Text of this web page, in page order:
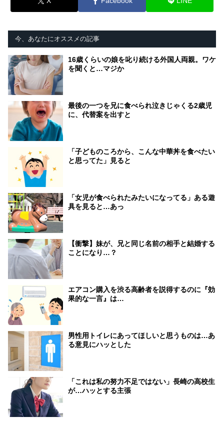
今、あなたにオススメの記事
16歳くらいの娘を叱り続ける外国人両親。ワケ
を聞くと…マジか
最後の一つを兄に食べられ泣きじゃくる2歳児
に、代替案を出すと
「子どものころから、こんな中華丼を食べたい
と思ってた」見ると
「女児が食べられたみたいになってる」ある遊
具を見ると…あっ
【衝撃】妹が、兄と同じ名前の相手と結婚する
ことになり…？
エアコン購入を渋る高齢者を説得するのに『効
果的な一言』は…
男性用トイレにあってほしいと思うものは…あ
る意見にハッとした
「これは私の努力不足ではない」長崎の高校生
が…ハッとする主張